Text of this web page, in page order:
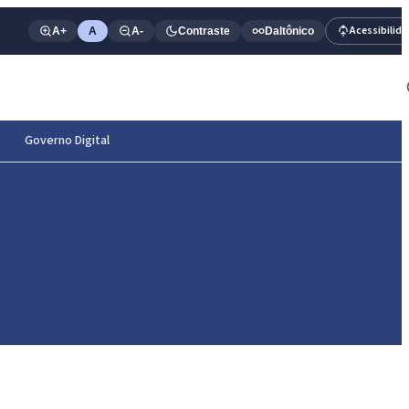
A+ A A- Contraste Daltônico
Governo Digital